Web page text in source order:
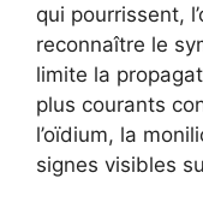
qui pourrissent,
reconnaître le
limite la
plus courants
l’oïdium, la
signes visibles